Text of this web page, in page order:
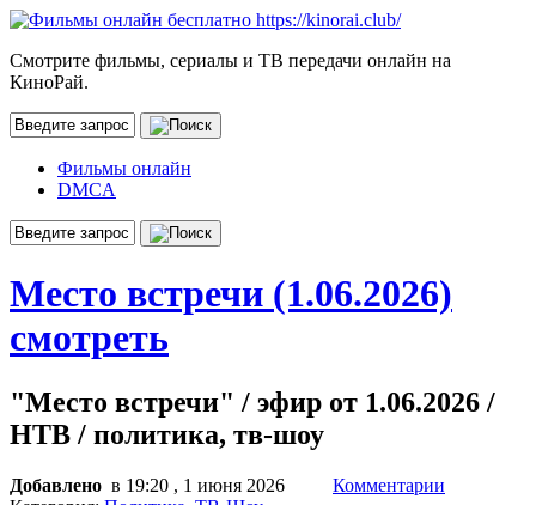
Смотрите фильмы, сериалы и ТВ передачи онлайн на
КиноРай.
Фильмы онлайн
DMCA
Место встречи (1.06.2026)
смотреть
"Место встречи" / эфир от 1.06.2026 /
НТВ / политика, тв-шоу
Добавлено в 19:20 , 1 июня 2026
Комментарии